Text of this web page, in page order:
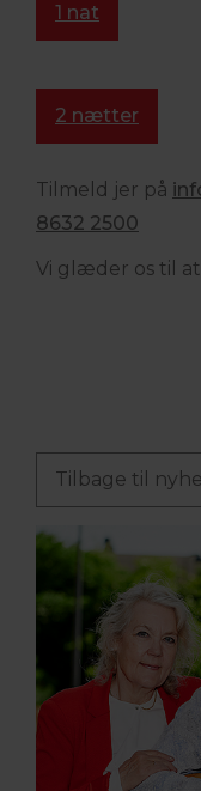
1 nat
2 nætter
Tilmeld jer på
8632 2500
Vi glæder os til
Tilbage til